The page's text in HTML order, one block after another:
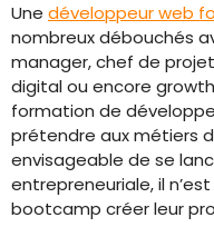
Une développeur web
nombreux débouchés
manager, chef de
digital ou encore
formation de
prétendre aux métiers
envisageable de se
entrepreneuriale, il
bootcamp créer leur